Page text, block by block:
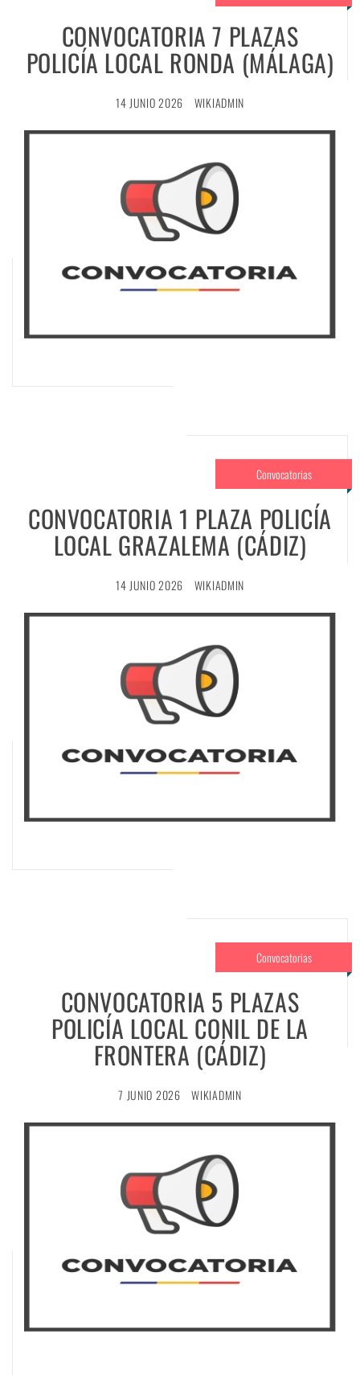
CONVOCATORIA 7 PLAZAS
POLICÍA LOCAL RONDA (MÁLAGA)
14 JUNIO 2026 WIKIADMIN
Convocatorias
CONVOCATORIA 1 PLAZA POLICÍA
LOCAL GRAZALEMA (CÁDIZ)
14 JUNIO 2026 WIKIADMIN
Convocatorias
CONVOCATORIA 5 PLAZAS
POLICÍA LOCAL CONIL DE LA
FRONTERA (CÁDIZ)
7 JUNIO 2026 WIKIADMIN